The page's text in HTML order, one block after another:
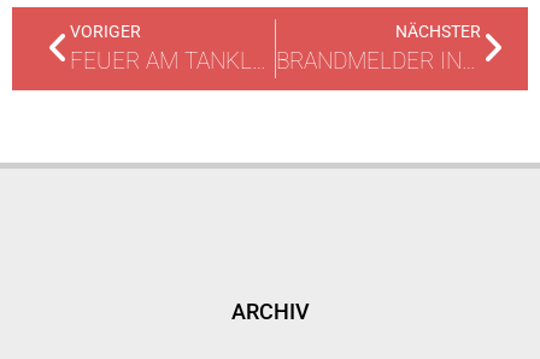
VORIGER
FEUER AM TANKLAGER
NÄCHSTER
BRANDMELDER IN ALARM
ARCHIV